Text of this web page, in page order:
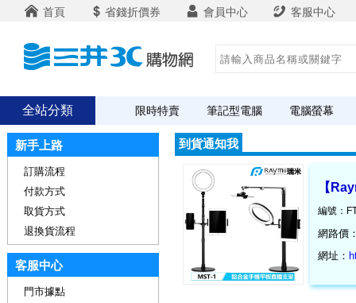
首頁 省錢折價券 會員中心 客服中心
全站分類 限時特賣 筆記型電腦 電腦螢幕
到貨通知我
【
編號：
網路價
網址：
新手上路
訂購流程
付款方式
取貨方式
退換貨流程
客服中心
門市據點